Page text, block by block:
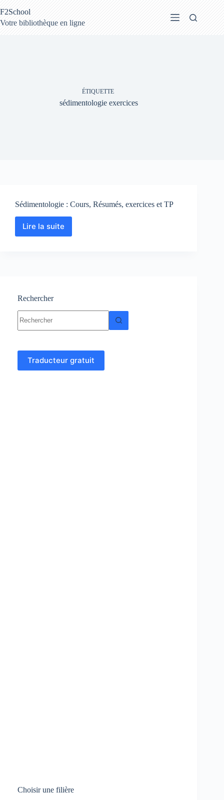
au
contenu
F2School
Votre bibliothèque en ligne
ÉTIQUETTE
sédimentologie exercices
Sédimentologie : Cours, Résumés, exercices et TP
Lire la suiteSédimentologie
Rechercher
résultat
Traducteur gratuit
Choisir une filière